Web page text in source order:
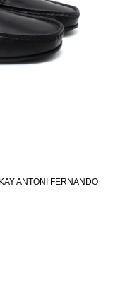
ANTONI FERNANDO